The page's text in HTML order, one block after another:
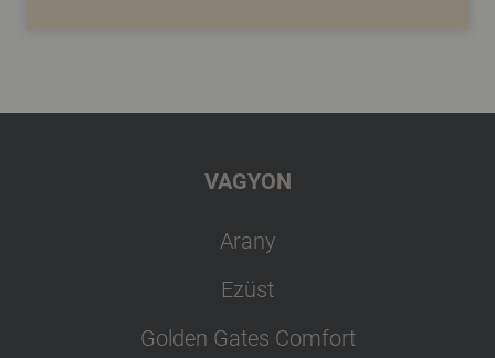
VAGYON
Arany
Ezüst
Golden Gates Comfort